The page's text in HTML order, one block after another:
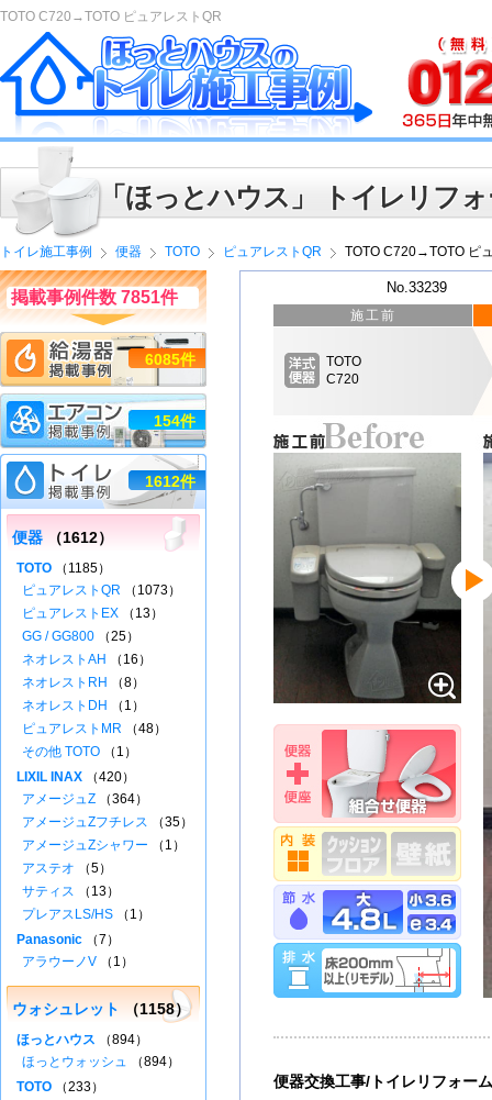
TOTO C720→TOTO ピュアレストQR
「ほっとハウス」 トイレリフ
トイレ施工事例 便器 TOTO ピュアレストQR TOTO C720→TOTO ピ
No.33239
施工前
TOTO
C720
便器交換工事/トイレリフォーム
掲載事例件数 7851件
6085件
154件
1612件
便器 （1612）
TOTO （1185）
ピュアレストQR （1073）
ピュアレストEX （13）
GG / GG800 （25）
ネオレストAH
（16）
ネオレストRH
（8）
ネオレストDH
（1）
ピュアレストMR （48）
その他 TOTO （1）
LIXIL INAX （420）
アメージュZ （364）
アメージュZフチレス （35）
アメージュZシャワー （1）
アステオ （5）
サティス （13）
プレアスLS/HS （1）
Panasonic （7）
アラウーノV （1）
ウォシュレット （1158）
ほっとハウス （894）
ほっとウォッシュ （894）
TOTO （233）